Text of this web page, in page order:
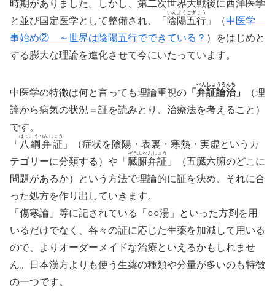
時期がありました。しかし、第二次世界大戦後に西洋医学
と並び国定医学として整備され、「 陰陽五行
いんようごぎょう
」（中医学
事始め② ～世界は陰陽五行でできている？ ）をはじめと
する膨大な理論を進化させて今にいたっています。
中医学の特徴は何と言っても理論重視の 「 弁証論治
べんしょうろんち
」
（理
論から病気の状況＝証を読みとり、治療法を考えること）
です。
「 八綱弁証
はっこうべんしょう
」（症状を陰陽・表裏・寒熱・実虚というカ
テゴリーに分類する）や「 臓腑弁証
ぞうふべんしょう
」（五臓六腑のどこに
問題があるか）という方法で理論的に証を決め、それに合
った処方を作り出していきます。
「傷寒論」等に記されている「○○湯」といった方剤を用
いるだけでなく、各々の証に応じた生薬を加減して用いる
ので、よりオーダーメイドな治療といえるかもしれませ
ん。日本漢方よりも使う生薬の種類や分量が多いのも特徴
の一つです。